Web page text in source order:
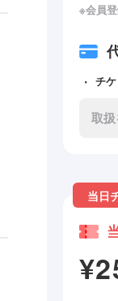
※会員
チ
取
当日